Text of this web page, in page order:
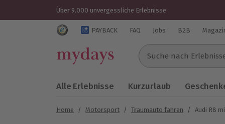
Über 9.000 unvergessliche Erlebnisse
Trustedshops Bewertungen für mydays.de
PAYBACK FAQ Jobs B2B
Suche nach
Alle Erlebnisse Kurzurlaub
Home / Motorsport / Traumauto fahren / Audi R8